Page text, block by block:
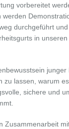
vorbereitet
werden
durchgeführt
in
junger
zu lassen, warum
sichere und
Zusammenarbeit